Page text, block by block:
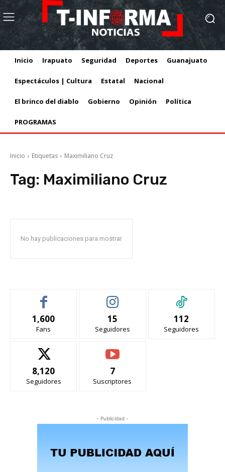
Inicio Irapuato Seguridad Deportes Guanajuato
Espectáculos | Cultura Estatal Nacional
El brinco del diablo Gobierno Opinión Política
PROGRAMAS
Inicio Etiquetas Maximiliano Cruz
Tag: Maximiliano Cruz
No hay publicaciones para mostrar
1,600
Fans
15
Seguidores
112
Seguidores
8,120
Seguidores
7
Suscriptores
- Publicidad -